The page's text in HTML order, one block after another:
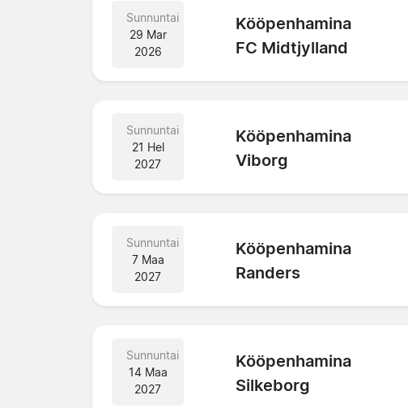
Sunnuntai
29 Mar
2026
Kööpenhamina
FC Midtjylland
Sunnuntai
21 Hel
2027
Kööpenhamina
Viborg
Sunnuntai
7 Maa
2027
Kööpenhamina
Randers
Sunnuntai
14 Maa
2027
Kööpenhamina
Silkeborg